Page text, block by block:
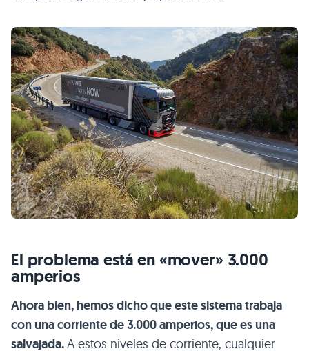
El problema está en «mover» 3.000
amperios
Ahora bien, hemos dicho que este sistema trabaja
con una corriente de 3.000 amperios, que es una
salvajada.A estos niveles de corriente, cualquier